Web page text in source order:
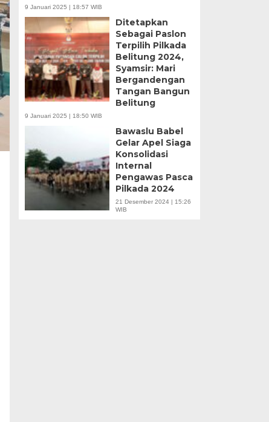
9 Januari 2025 | 18:57 WIB
Ditetapkan
Sebagai Paslon
Terpilih Pilkada
Belitung 2024,
Syamsir: Mari
Bergandengan
Tangan Bangun
Belitung
9 Januari 2025 | 18:50 WIB
Bawaslu Babel
Gelar Apel Siaga
Konsolidasi
Internal
Pengawas Pasca
Pilkada 2024
21 Desember 2024 | 15:26
WIB